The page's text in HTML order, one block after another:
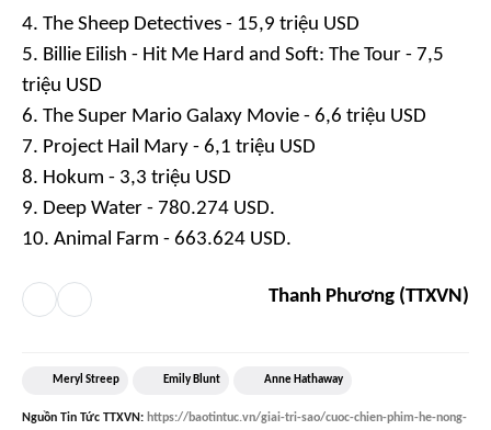
4. The Sheep Detectives - 15,9 triệu USD
5. Billie Eilish - Hit Me Hard and Soft: The Tour - 7,5
triệu USD
6. The Super Mario Galaxy Movie - 6,6 triệu USD
7. Project Hail Mary - 6,1 triệu USD
8. Hokum - 3,3 triệu USD
9. Deep Water - 780.274 USD.
10. Animal Farm - 663.624 USD.
Thanh Phương (TTXVN)
Meryl Streep Emily Blunt Anne Hathaway
Nguồn Tin Tức TTXVN: https://baotintuc.vn/giai-tri-sao/cuoc-chien-phim-he-nong-